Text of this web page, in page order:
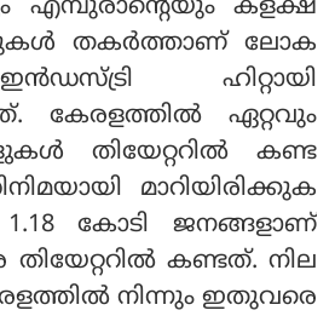
എമ്പുരാന്റെയും കളക്ഷ
തകർത്താണ് ലോക
ഹിറ്റായി
കേരളത്തിൽ ഏറ്റവും
തിയേറ്ററിൽ കണ്ട
മാറിയിരിക്കുക
കോടി ജനങ്ങളാണ്
കണ്ടത്. നില
നിന്നും ഇതുവരെ